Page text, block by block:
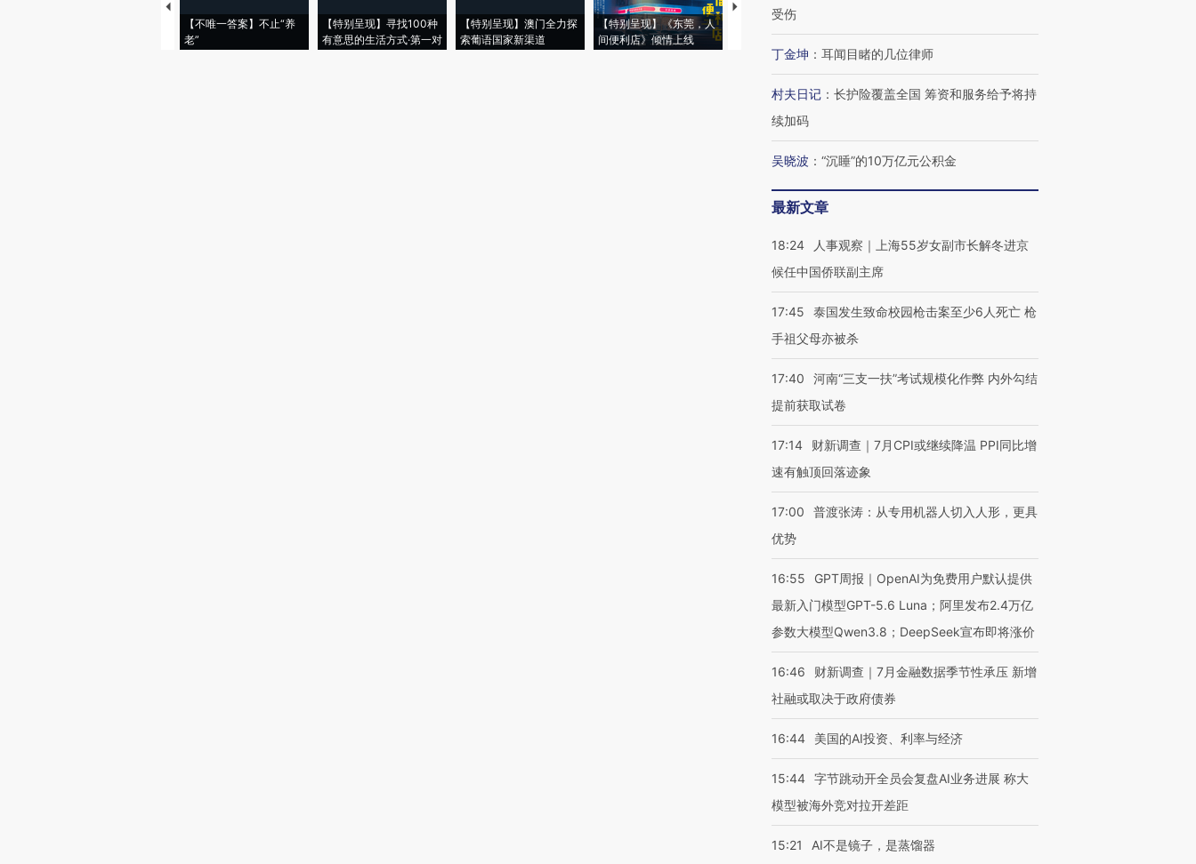
【不唯一答案】不止“养
老”
【特别呈现】寻找100种
有意思的生活方式·第一对
【特别呈现】澳门全力探
索葡语国家新渠道
【特别呈现】《东莞，人
间便利店》倾情上线
【推广】走进第四届链博
会，让数智科技“链”接产
受伤
丁金坤 ： 耳闻目睹的几位律师
村夫日记 ： 长护险覆盖全国 筹资和服务给予将持
续加码
吴晓波 ： “沉睡”的10万亿元公积金
最新文章
18:24
人事观察｜上海55岁女副市长解冬进京
候任中国侨联副主席
17:45
泰国发生致命校园枪击案至少6人死亡 枪
手祖父母亦被杀
17:40
河南“三支一扶”考试规模化作弊 内外勾结
提前获取试卷
17:14
财新调查｜7月CPI或继续降温 PPI同比增
速有触顶回落迹象
17:00
普渡张涛：从专用机器人切入人形，更具
优势
16:55
GPT周报｜OpenAI为免费用户默认提供
最新入门模型GPT-5.6 Luna；阿里发布2.4万亿
参数大模型Qwen3.8；DeepSeek宣布即将涨价
16:46
财新调查｜7月金融数据季节性承压 新增
社融或取决于政府债券
16:44 美国的AI投资、利率与经济
15:44 字节跳动开全员会复盘AI业务进展 称大
模型被海外竞对拉开差距
15:21 AI不是镜子，是蒸馏器